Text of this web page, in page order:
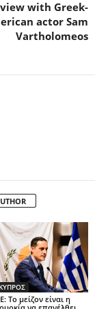
with Greek-
actor Sam
Vartholomeos
ΚΥΠΡΟΣ
Το μείζον είναι η